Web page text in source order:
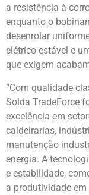
a resistência à
enquanto o
desenrolar
elétrico estável e
que exigem
“Com qualidade
Solda TradeForce
excelência em
caldeirarias,
manutenção
energia. A
e estabilidade,
a produtividade